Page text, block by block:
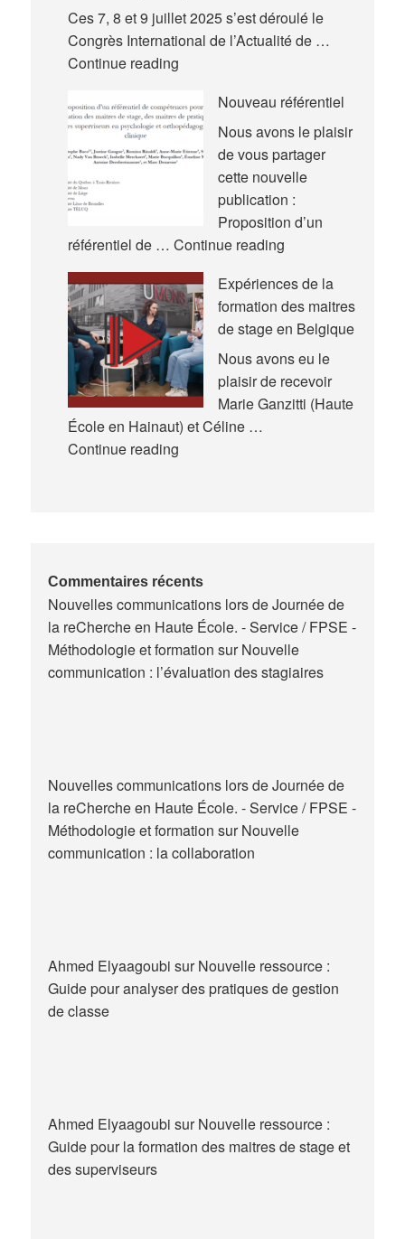
Ces 7, 8 et 9 juillet 2025 s’est déroulé le
Congrès International de l’Actualité de …
Continue readingNouvelles
–
Congrès
International
l’Actualité
la
en
Éducation
et
en
Formation
(AREF)
Nouveau référentiel
Nous avons le plaisir
de vous partager
cette nouvelle
publication :
Proposition d’un
référentiel de … Continue readingNouveau
Expériences de la
formation des maitres
de stage en Belgique
Nous avons eu le
plaisir de recevoir
Marie Ganzitti (Haute
École en Hainaut) et Céline …
Continue readingExpériences
de
stage
en
Belgique
Commentaires récents
Nouvelles communications lors de Journée de
la reCherche en Haute École. - Service / FPSE -
Méthodologie et formation surNouvelle
communication : l’évaluation des stagiaires
Nouvelles communications lors de Journée de
la reCherche en Haute École. - Service / FPSE -
Méthodologie et formation surNouvelle
communication : la collaboration
Ahmed Elyaagoubi surNouvelle ressource :
Guide pour analyser des pratiques de gestion
de classe
Ahmed Elyaagoubi surNouvelle ressource :
Guide pour la formation des maitres de stage et
des superviseurs